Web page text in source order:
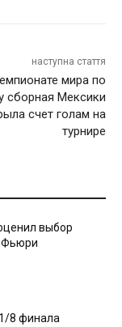
наступна стаття
мира по
сборная Мексики
счет голам на
турнире
выбор
Фьюри
8 финала